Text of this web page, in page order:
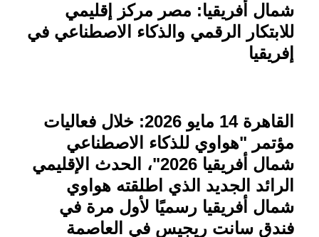
شمال أفريقيا: مصر مركز إقليمي
للابتكار الرقمي والذكاء الاصطناعي في
إفريقيا
القاهرة 14 مايو 2026: خلال فعاليات
مؤتمر "هواوي للذكاء الاصطناعي
شمال أفريقيا 2026"، الحدث الإقليمي
الرائد الجديد الذي اطلقته هواوي
شمال أفريقيا رسميًا لأول مرة في
فندق سانت ريجيس في العاصمة